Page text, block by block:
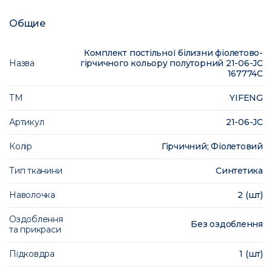
Общие
Назва
Комплект постільної білизни фіолетово-
гірчичного кольору полуторний 21-06-JС
167774C
ТМ YIFENG
Артикул 21-06-JС
Колір Гірчичний; Фіолетовий
Тип тканини Синтетика
Наволочка 2 (шт)
Оздоблення
та прикраси
Без оздоблення
Підковдра 1 (шт)